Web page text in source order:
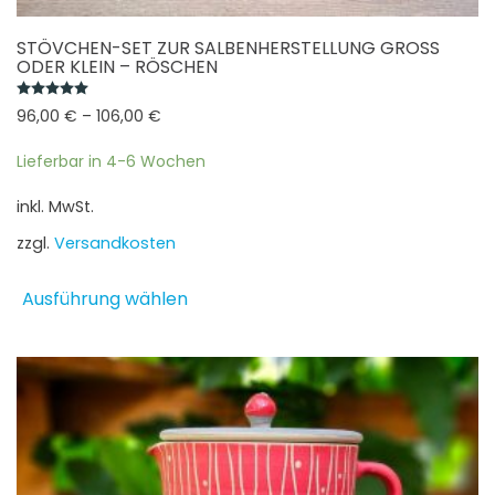
STÖVCHEN-SET ZUR SALBENHERSTELLUNG GROSS O
DER KLEIN – RÖSCHEN
96,00 € – 106,00 €
Lieferbar in 4-6 Wochen
inkl. MwSt.
zzgl. Versandkosten
Ausführung wählen
mehrere
Varianten
auf.
Die
Optionen
können